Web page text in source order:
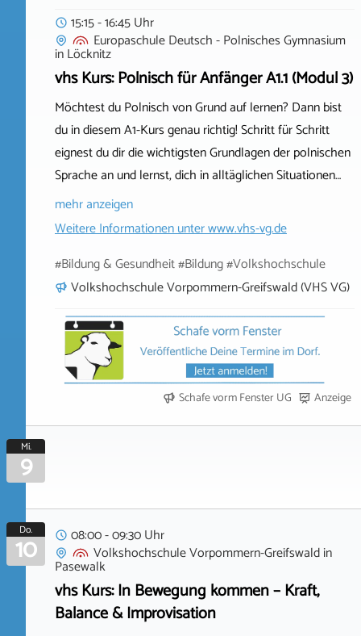
15:15 - 16:45 Uhr
Europaschule Deutsch - Polnisches Gymnasium
inLöcknitz
vhs Kurs: Polnisch für Anfänger A1.1 (Modul 3)
Möchtest du Polnisch von Grund auf lernen? Dann bist
du in diesem A1-Kurs genau richtig! Schritt für Schritt
eignest du dir die wichtigsten Grundlagen der polnischen
Sprache an und lernst, dich in alltäglichen Situationen…
mehr anzeigen
Weitere Informationen unterwww.vhs-vg.de
#Bildung & Gesundheit #Bildung #Volkshochschule
Volkshochschule Vorpommern-Greifswald (VHS VG)
Schafe vorm Fenster UG Anzeige
Mi.
9
Do.
10
08:00 - 09:30 Uhr
Volkshochschule Vorpommern-Greifswaldin
Pasewalk
vhs Kurs: In Bewegung kommen – Kraft,
Balance & Improvisation